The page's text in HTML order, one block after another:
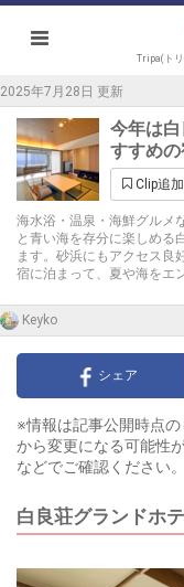
Tripa(ト
2025年7月28日 更新
今年は
すすめ
Clip追加
海水浴・温泉・海鮮グルメ
と青い海を存分に楽しめる
ます。砂浜にもアクセス良
宿に泊まって、夏や海をエ
Keyko
シェア
※情報は記事公開時点
から変更になる可能性
などでご確認ください。
白良荘グランドホ